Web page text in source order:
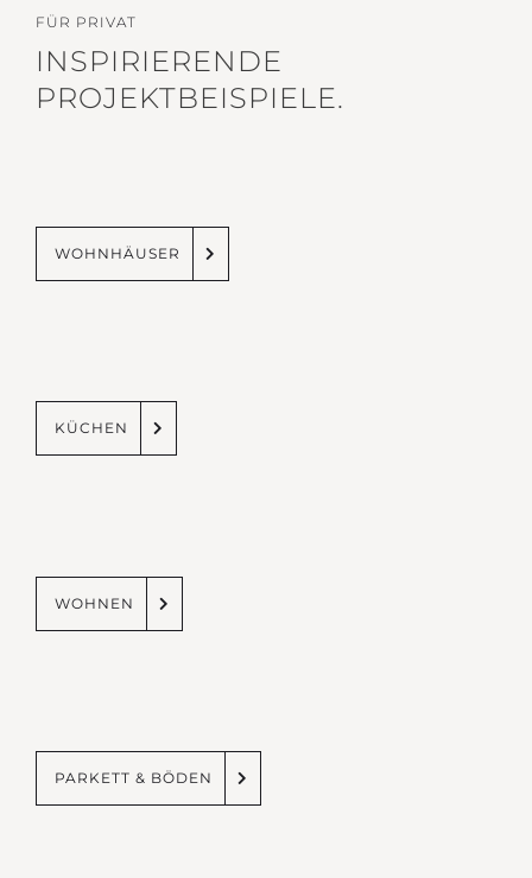
FÜR PRIVAT
INSPIRIERENDE
PROJEKTBEISPIELE.
WOHNHÄUSER
KÜCHEN
WOHNEN
PARKETT & BÖDEN